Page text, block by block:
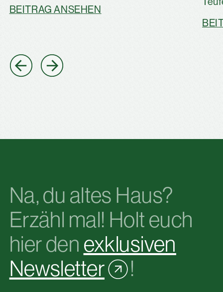
BEITRAG ANSEHEN
Na, du altes Haus?
Erzähl mal! Holt euch
hier den exklusiven
Newsletter
!